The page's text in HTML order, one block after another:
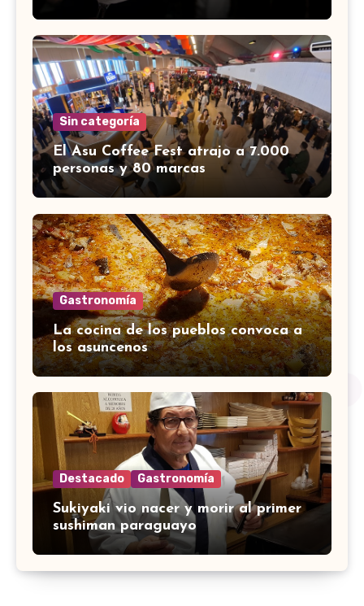
Sin categoría
El Asu Coffee Fest atrajo a 7.000
personas y 80 marcas
Gastronomía
La cocina de los pueblos convoca a
los asuncenos
Destacado Gastronomía
Sukiyaki vio nacer y morir al primer
sushiman paraguayo